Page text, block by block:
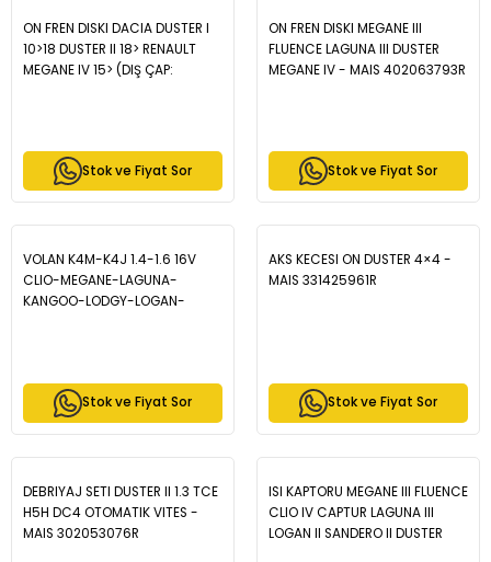
ON FREN DISKI DACIA DUSTER I
10>18 DUSTER II 18> RENAULT
MEGANE IV 15> (DIŞ ÇAP:
Stok ve Fiyat Sor
ON FREN DISKI MEGANE III
FLUENCE LAGUNA III DUSTER
MEGANE IV - MAIS 402063793R
Stok ve Fiyat Sor
VOLAN K4M-K4J 1.4-1.6 16V
CLIO-MEGANE-LAGUNA-
KANGOO-LODGY-LOGAN-
Stok ve Fiyat Sor
AKS KECESI ON DUSTER 4×4 -
MAIS 331425961R
Stok ve Fiyat Sor
DEBRIYAJ SETI DUSTER II 1.3 TCE
H5H DC4 OTOMATIK VITES -
MAIS 302053076R
ISI KAPTORU MEGANE III FLUENCE
CLIO IV CAPTUR LAGUNA III
LOGAN II SANDERO II DUSTER